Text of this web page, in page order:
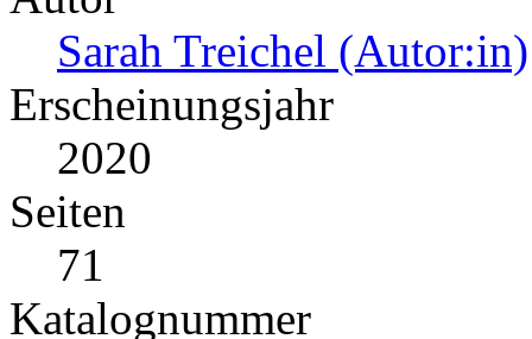
Sarah Treichel (Autor:in)
Erscheinungsjahr
2020
Seiten
71
Katalognummer